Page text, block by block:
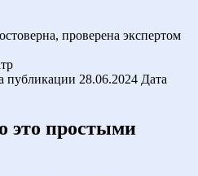
проверена экспертом
публикации 28.06.2024 Дата
это простыми